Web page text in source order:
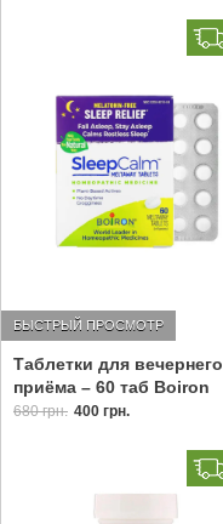
Таблетки для вечернего
приёма – 60 таб Boiron
БЫСТРЫЙ ПРОСМОТР
680 грн. 400 грн.